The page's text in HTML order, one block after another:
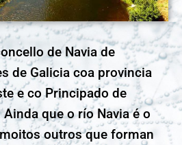
de Navia de
de Galicia coa provincia
e co Principado de
que o río Navia é o
outros que forman